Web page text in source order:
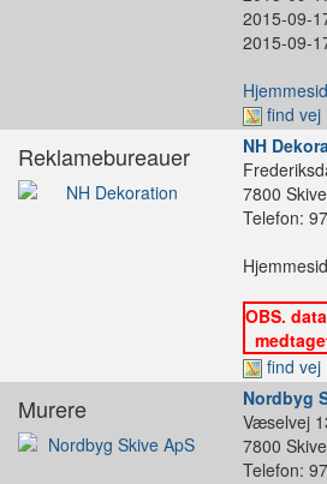
2015-09-
2015-09-
find vej
Reklamebureauer
NH
7800 Skive
Telefon:
OBS.
find vej
Murere
Nordbyg
Væselvej
7800 Skive
Telefon: